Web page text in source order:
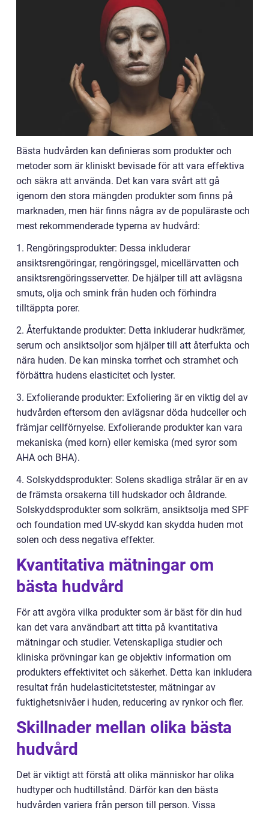
Bästa hudvården kan definieras som produkter och
metoder som är kliniskt bevisade för att vara effektiva
och säkra att använda. Det kan vara svårt att gå
igenom den stora mängden produkter som finns på
marknaden, men här finns några av de populäraste och
mest rekommenderade typerna av hudvård:
1. Rengöringsprodukter: Dessa inkluderar
ansiktsrengöringar, rengöringsgel, micellärvatten och
ansiktsrengöringsservetter. De hjälper till att avlägsna
smuts, olja och smink från huden och förhindra
tilltäppta porer.
2. Återfuktande produkter: Detta inkluderar hudkrämer,
serum och ansiktsoljor som hjälper till att återfukta och
nära huden. De kan minska torrhet och stramhet och
förbättra hudens elasticitet och lyster.
3. Exfolierande produkter: Exfoliering är en viktig del av
hudvården eftersom den avlägsnar döda hudceller och
främjar cellförnyelse. Exfolierande produkter kan vara
mekaniska (med korn) eller kemiska (med syror som
AHA och BHA).
4. Solskyddsprodukter: Solens skadliga strålar är en av
de främsta orsakerna till hudskador och åldrande.
Solskyddsprodukter som solkräm, ansiktsolja med SPF
och foundation med UV-skydd kan skydda huden mot
solen och dess negativa effekter.
Kvantitativa mätningar om
bästa hudvård
För att avgöra vilka produkter som är bäst för din hud
kan det vara användbart att titta på kvantitativa
mätningar och studier. Vetenskapliga studier och
kliniska prövningar kan ge objektiv information om
produkters effektivitet och säkerhet. Detta kan inkludera
resultat från hudelasticitetstester, mätningar av
fuktighetsnivåer i huden, reducering av rynkor och fler.
Skillnader mellan olika bästa
hudvård
Det är viktigt att förstå att olika människor har olika
hudtyper och hudtillstånd. Därför kan den bästa
hudvården variera från person till person. Vissa